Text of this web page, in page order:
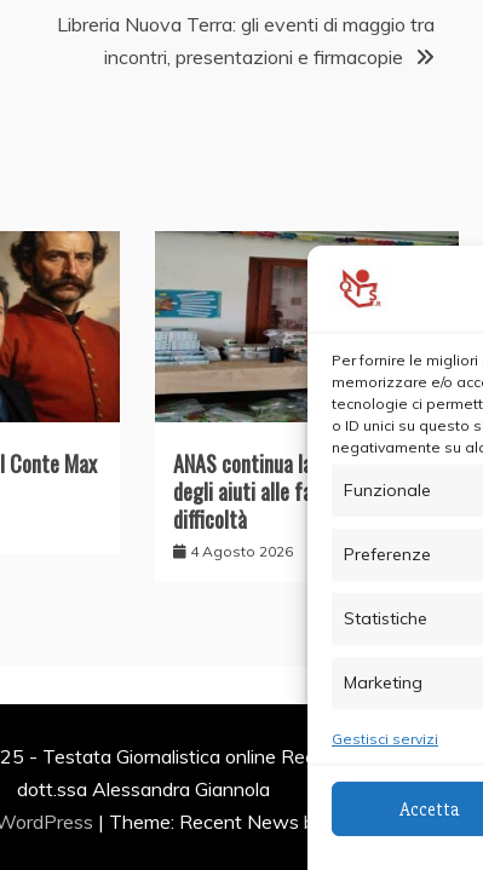
Per fornire le
memorizzare e/o
tecnologie ci
o ID unici su questo
negativamente su
Funzionale
Preferenze
Statistiche
Marketing
Gestisci servizi
Accetta
Libreria Nuova Terra: gli eventi di maggio tra
incontri, presentazioni e firmacopie
Conte Max
ANAS continua la distribuzione
degli aiuti alle famiglie in
difficoltà
4 Agosto 2026
Testata Giornalistica online Registrata al Tribunale
dott.ssa Alessandra Giannola
| Theme: Recent News by Candid Themes